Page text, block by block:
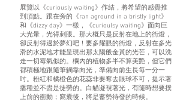
展覽以《curiously waiting》作結，將希望的感覺推
到頂點。跟在旁的《ran aground in a bristly light》
和《dizzy day》一樣，《curioulsy waiting》面向巨
大光暈，光得刺眼。那大概只是反射在地上的街燈，
卻反射得過於夢幻吧！要多耀眼的街燈，反射在多光
滑的水泥地才能呈現出那太陽般金黃的光芒，可以洗
走一切霉氣似的。欄內的植物多半不算美艷，但它們
都積極地跟隨筆觸靠向光，準備向前生長每一分一
吋。粉紅和橘橙色的花蕊非要奪去眼球不可，提示著
播種並不盡是徒勞的。白貓凝視著光，有隨時想要撲
上前的衝動；窩囊後，將是蓄勢待發的時候。